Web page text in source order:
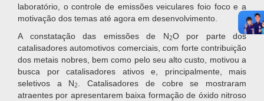
laboratório, o controle de emissões veiculares foio foco e a
motivação dos temas até agora em desenvolvimento.
A constatação das emissões de N2O por parte dos
catalisadores automotivos comerciais, com forte contribuição
dos metais nobres, bem como pelo seu alto custo, motivou a
busca por catalisadores ativos e, principalmente, mais
seletivos a N2
. Catalisadores de cobre se mostraram
atraentes por apresentarem baixa formação de óxido nitroso